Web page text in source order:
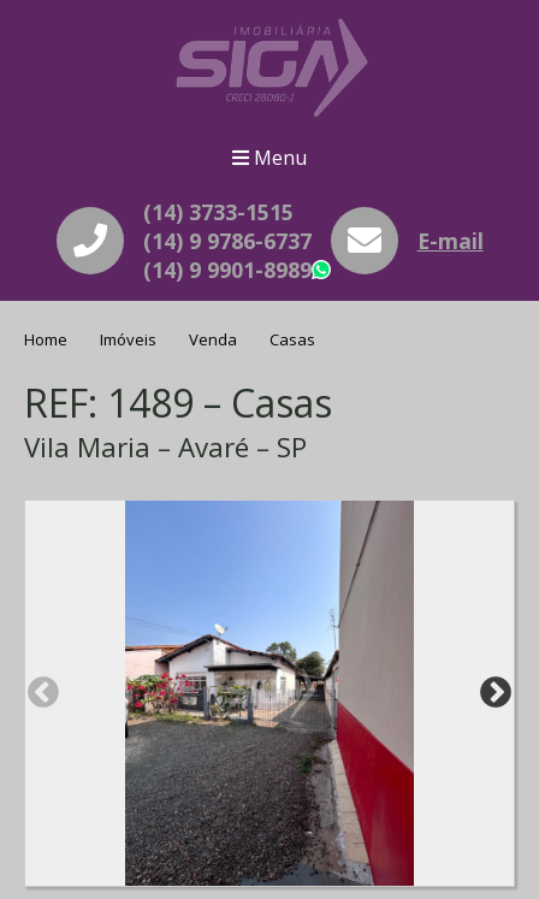
Menu
(14) 3733-1515
(14) 9 9786-6737
(14) 9 9901-8989
WhatsApp
E-mail
Home Imóveis Venda Casas
REF: 1489 – Casas
Vila Maria – Avaré – SP